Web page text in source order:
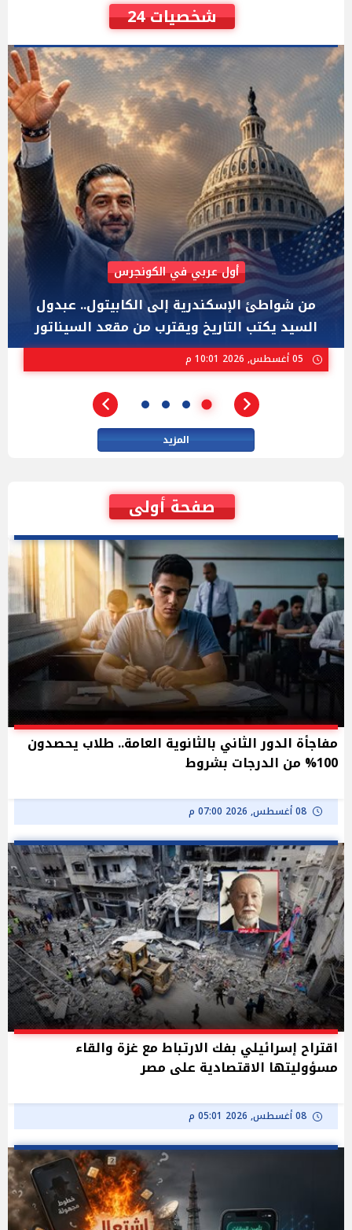
شخصيات 24
AIPAC رصدت 30 مليون دولار لإضعافه
"عبد الرحمن السيد" المصري الذى يواجه "هايلي
ستيفنز" وإيباك الاسرائيلية بإنتخابات ميشيجان
المزيد
صفحة أولى
مفاجأة الدور الثاني بالثانوية العامة.. طلاب يحصدون
100% من الدرجات بشروط
08 أغسطس, 2026 07:00 م
اقتراح إسرائيلي بفك الارتباط مع غزة والقاء
مسؤوليتها الاقتصادية على مصر
08 أغسطس, 2026 05:01 م